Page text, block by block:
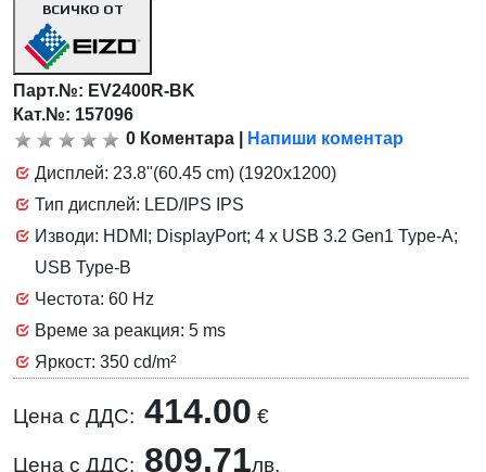
ВСИЧКО ОТ
Парт.№: EV2400R-BK
Кат.№: 157096
0 Коментара
Напиши коментар
Дисплей: 23.8"(60.45 cm) (1920x1200)
Тип дисплей: LED/IPS IPS
Изводи: HDMI; DisplayPort; 4 x USB 3.2 Gen1 Type-A;
USB Type-B
Честота: 60 Hz
Време за реакция: 5 ms
Яркост: 350 cd/m²
Цена с ДДС: 414.00 €
Цена с ДДС: 809.71лв.